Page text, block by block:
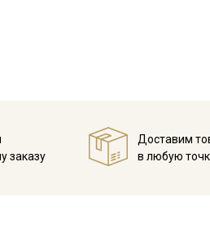
постирать при
в развешенном состоянии,
режиме утюга (важно не
заказу
Доставим
в любую